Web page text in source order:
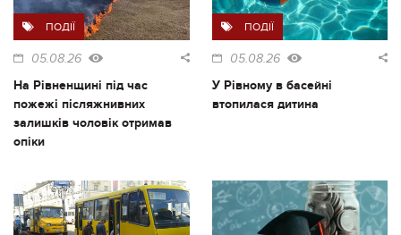
ПОДІЇ
05.08.26
На Рівненщині під час
пожежі післяжнивних
залишків чоловік отримав
опіки
ПОДІЇ
05.08.26
У Рівному в басейні
втопилася дитина